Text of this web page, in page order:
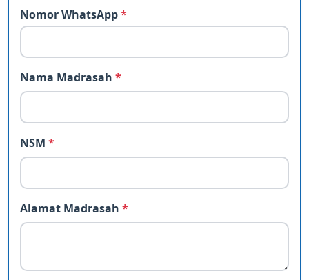
Nomor WhatsApp*
Nama Madrasah *
NSM *
Alamat Madrasah *